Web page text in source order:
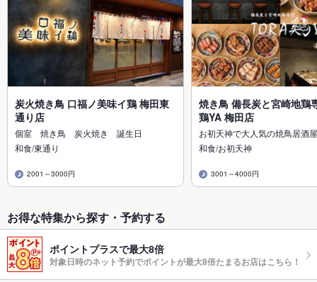
炭火焼き鳥 口福ノ美味イ鶏 梅田東
通り店
個室 焼き鳥 炭火焼き 誕生日
和食/東通り
2001～3000円
焼き鳥 備長炭と宮崎地鶏
鶏YA 梅田店
お初天神で大人気の焼鳥居酒
和食/お初天神
3001～4000円
お得な特集から探す・予約する
ポイントプラスで最大8倍
対象日時のネット予約でポイントが最大8倍たまるお店はこちら！